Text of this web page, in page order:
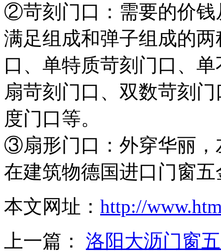
②苛刻门口：需要的价钱
满足组成和弹子组成的
口、单特质苛刻门口、
扇苛刻门口、双数苛刻
度门口等。
③扇形门口：外穿华丽，
在建筑物德国进口门窗五
本文网址： http://
上一篇： 洛阳大沥门窗